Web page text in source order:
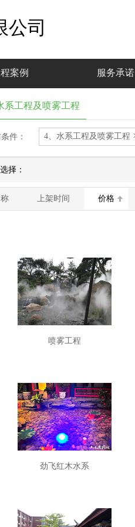
公司
案例 服务承诺
系工程及喷雾工程
件： 4、水系工程及喷雾工程
择：
上架时间 价格
喷雾工程
劲飞红木水系